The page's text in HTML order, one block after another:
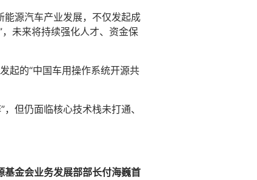
源汽车产业发展，不仅发起成
未来将持续强化人才、资金保
起的“中国车用操作系统开源共
，但仍面临核心技术栈未打通、
基金会业务发展部部长付海巍首